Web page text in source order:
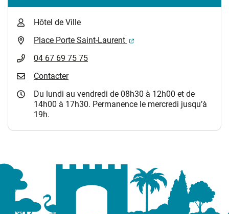
Hôtel de Ville
Place Porte Saint-Laurent
(ouverture dans un
04 67 69 75 75
Contacter
Du lundi au vendredi de 08h30 à 12h00 et de
14h00 à 17h30. Permanence le mercredi jusqu’à
19h.